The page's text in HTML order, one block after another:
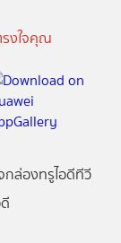
งใจคุณ
กล่องทรูไอดีทีวี